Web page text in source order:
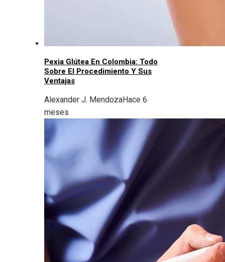
Pexia Glútea En Colombia: Todo
Sobre El Procedimiento Y Sus
Ventajas
Alexander J. MendozaHace 6
meses